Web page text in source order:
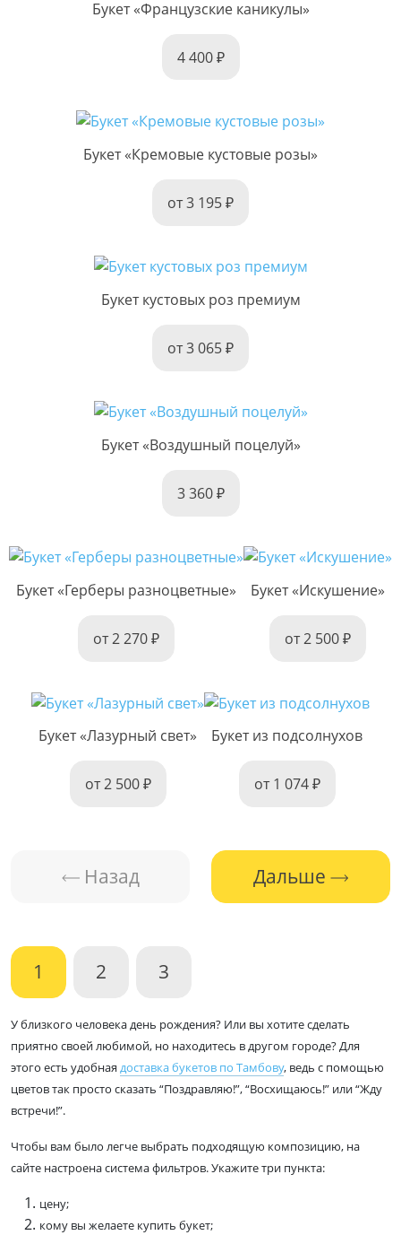
Букет «Французские каникулы»
4 400
Букет «Кремовые кустовые розы»
от 3 195
Букет кустовых роз премиум
от 3 065
Букет «Воздушный поцелуй»
3 360
Букет «Герберы разноцветные»
от 2 270
Букет «Искушение»
от 2 500
Букет «Лазурный свет»
от 2 500
Букет из подсолнухов
от 1 074
Назад Дальше
1 2 3
У близкого человека день рождения? Или вы хотите сделать
приятно своей любимой, но находитесь в другом городе? Для
этого есть удобная доставка букетов по Тамбову, ведь с помощью
цветов так просто сказать “Поздравляю!”, “Восхищаюсь!” или “Жду
встречи!”.
Чтобы вам было легче выбрать подходящую композицию, на
сайте настроена система фильтров. Укажите три пункта:
цену;
кому вы желаете купить букет;